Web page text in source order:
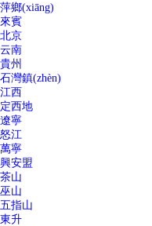
萍鄉(xiāng)
來賓
北京
云南
貴州
石灣鎮(zhèn)
江西
定西地
遼寧
怒江
萬寧
興安盟
茶山
巫山
五指山
東升